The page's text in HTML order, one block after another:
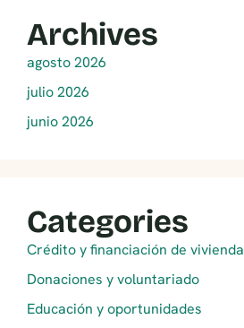
Archives
agosto 2026
julio 2026
junio 2026
Categories
Crédito y financiación de vivienda
Donaciones y voluntariado
Educación y oportunidades